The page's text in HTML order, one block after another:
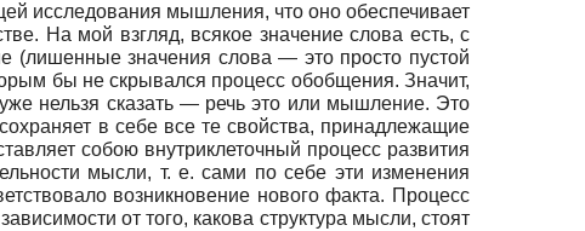
исследования мышления, что оно обеспечивает
На мой взгляд, всякое значение слова есть, с
(лишенные значения слова — это просто пустой
бы не скрывался процесс обобщения. Значит,
нельзя сказать — речь это или мышление. Это
в себе все те свойства, принадлежащие
собою внутриклеточный процесс развития
мысли, т. е. сами по себе эти изменения
возникновение нового факта. Процесс
от того, какова структура мысли, стоят